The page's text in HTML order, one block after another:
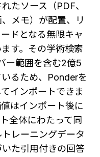
たソース（PDF、
メモ）が配置、リ
ドとなる無限キャ
す。その学術検索
ー範囲を含む2億5
るため、Ponderを
インポートできま
はインポート後に
全体にわたって同
レーニングデータ
た引用付きの回答